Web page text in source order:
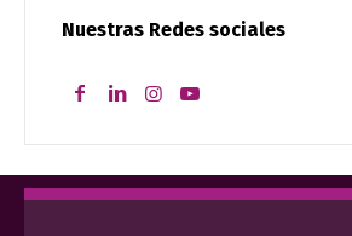
Nuestras Redes sociales